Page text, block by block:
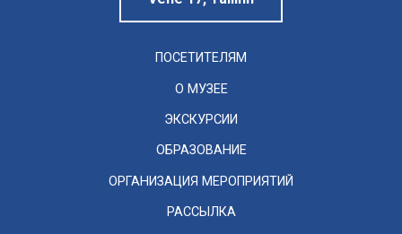
ПОСЕТИТЕЛЯМ
О МУЗЕЕ
ЭКСКУРСИИ
ОБРАЗОВАНИЕ
ОРГАНИЗАЦИЯ МЕРОПРИЯТИЙ
РАССЫЛКА